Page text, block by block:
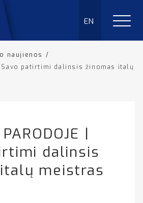
EN
naujienos /
| Savo patirtimi dalinsis žinomas italų
|
dalinsis
meistras